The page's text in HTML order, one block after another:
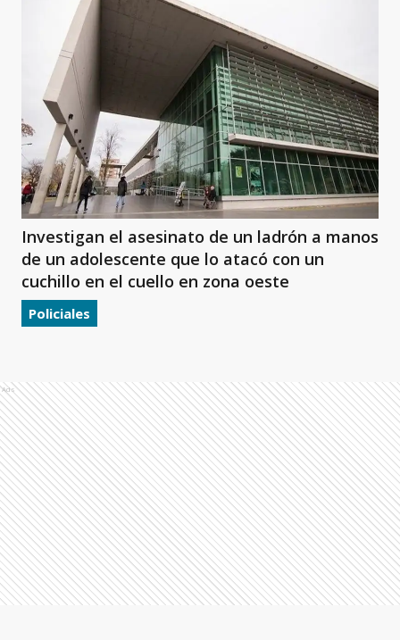
Investigan el asesinato de un ladrón a manos
de un adolescente que lo atacó con un
cuchillo en el cuello en zona oeste
Policiales
Ads